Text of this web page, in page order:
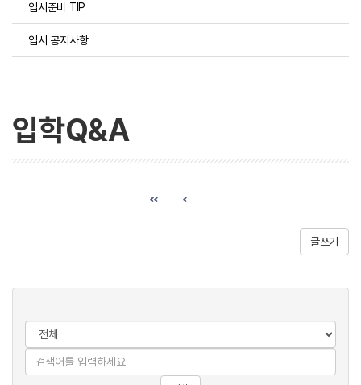
입시준비 TIP
입시 공지사항
입학Q&A
글쓰기